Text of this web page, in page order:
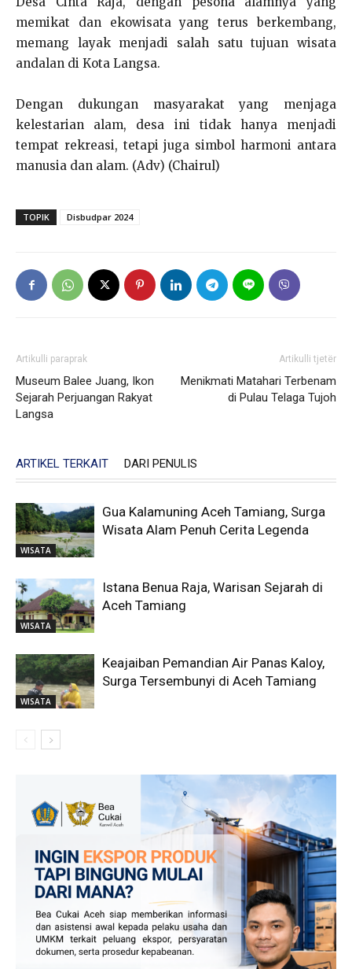
memikat dan ekowisata yang terus berkembang,
memang layak menjadi salah satu tujuan wisata
andalan di Kota Langsa.
Dengan dukungan masyarakat yang menjaga
kelestarian alam, desa ini tidak hanya menjadi
tempat rekreasi, tetapi juga simbol harmoni antara
manusia dan alam. (Adv) (Chairul)
TOPIK Disbudpar 2024
Artikulli paraprak
Museum Balee Juang, Ikon
Sejarah Perjuangan Rakyat
Langsa
Artikulli tjetër
Menikmati Matahari Terbenam
di Pulau Telaga Tujoh
ARTIKEL TERKAIT DARI PENULIS
WISATA
Gua Kalamuning Aceh Tamiang, Surga
Wisata Alam Penuh Cerita Legenda
WISATA
Istana Benua Raja, Warisan Sejarah di
Aceh Tamiang
WISATA
Keajaiban Pemandian Air Panas Kaloy,
Surga Tersembunyi di Aceh Tamiang